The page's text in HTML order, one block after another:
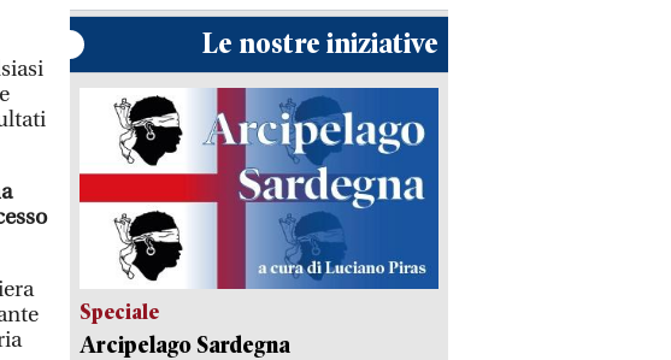
Le nostre iniziative
Speciale
Arcipelago Sardegna